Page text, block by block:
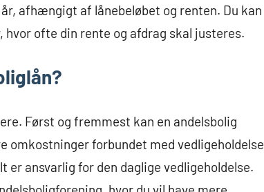
afhængigt af lånebeløbet og renten. Du kan
ofte din rente og afdrag skal justeres.
Først og fremmest kan en andelsbolig
forbundet med vedligeholdelse
er ansvarlig for den daglige vedligeholdelse.